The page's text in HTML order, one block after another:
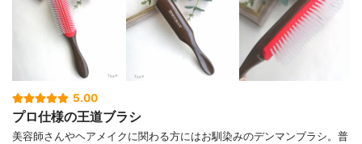
5.00
プロ仕様の王道ブラシ
美容師さんやヘアメイクに関わる方にはお馴染みのデンマンブラシ。普